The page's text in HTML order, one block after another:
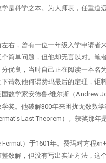
是科学之本。为人师表，任重道
右，曾有一位一年级入学申请者
简单问题，但他却无言以对。笔
优良，当时自己正在阅读一本名
请教他何谓费玛最后的定理，讵
数学家安德鲁‧维尔斯（Andrew
奖。他破解300年来困扰无数数
Last Theorem）。获奖那年是
Fermat）于1601年。费玛对方程
数解，但没有写出实证方法，这